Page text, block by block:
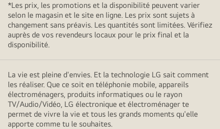
*Les prix, les promotions et la disponibilité peuvent varier
selon le magasin et le site en ligne. Les prix sont sujets à
changement sans préavis. Les quantités sont limitées. Vérifiez
auprès de vos revendeurs locaux pour le prix final et la
disponibilité.
La vie est pleine d'envies. Et la technologie LG sait comment
les réaliser. Que ce soit en téléphonie mobile, appareils
électroménagers, produits informatiques ou le rayon
TV/Audio/Vidéo, LG électronique et électroménager te
permet de vivre la vie et tous les grands moments qu'elle
apporte comme tu le souhaites.